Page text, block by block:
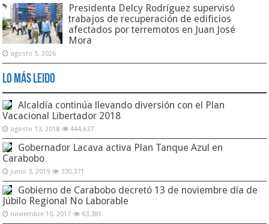
Presidenta Delcy Rodríguez supervisó
trabajos de recuperación de edificios
afectados por terremotos en Juan José
Mora
agosto 5, 2026
Lo Más Leido
Alcaldía continúa llevando diversión con el Plan
Vacacional Libertador 2018
agosto 13, 2018 444,637
Gobernador Lacava activa Plan Tanque Azul en
Carabobo
junio 3, 2019 330,371
Gobierno de Carabobo decretó 13 de noviembre día de
Júbilo Regional No Laborable
noviembre 10, 2017 63,381